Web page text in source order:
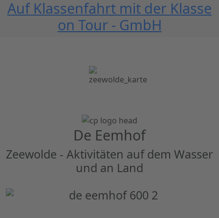
Auf Klassenfahrt mit der Klasse
on Tour - GmbH
De Eemhof
Zeewolde - Aktivitäten auf dem Wasser
und an Land